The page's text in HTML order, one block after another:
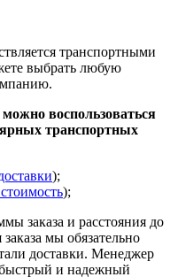
транспортными
выбрать любую
воспользоваться
транспортных
);
);
заказа и расстояния до
мы обязательно
доставки. Менеджер
и надежный